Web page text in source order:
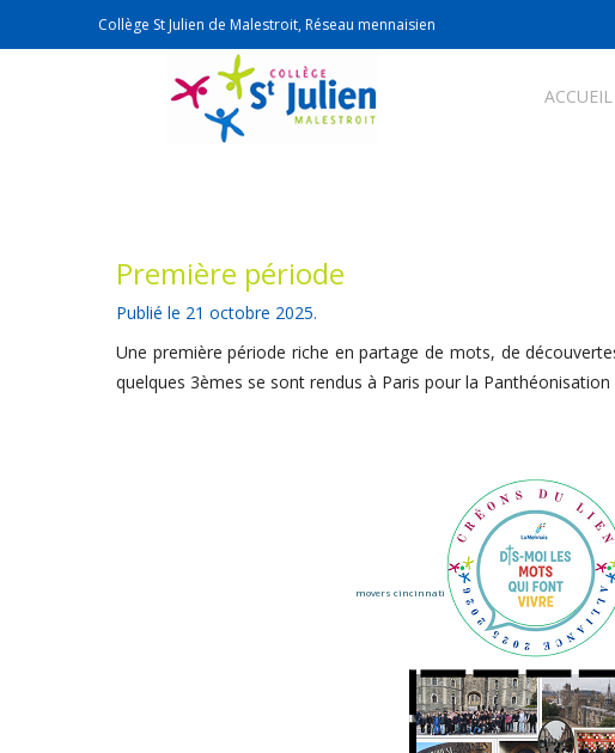
Collège St Julien de Malestroit, Réseau mennaisien
movers cincinnati
ACCUEIL
Première période
Publié le 21 octobre 2025.
Une première période riche en partage de mots, de
quelques 3èmes se sont rendus à Paris pour la